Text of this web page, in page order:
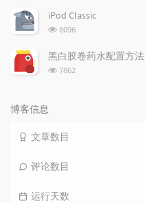
次
iPod Classic
浏
次
数:
8096
黑白胶卷药水配置方法
浏
7862
博客信息
文章数目
评论数目
运行天数